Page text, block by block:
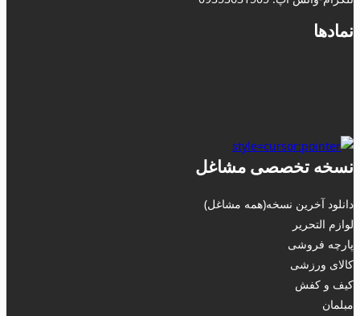
نمادها
نسخه تخصصی مشاغل
دانلود آخرین نسخه(همه مشاغل)
لوازم التحریر
پارچه فروشی
کالای ورزشی
کیف و کفش
مبلمان